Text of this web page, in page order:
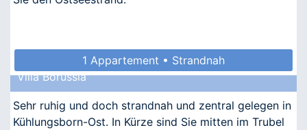
1 Appartement • Strandnah
Villa Borussia
Sehr ruhig und doch strandnah und zentral gelegen in
Kühlungsborn-Ost. In Kürze sind Sie mitten im Trubel